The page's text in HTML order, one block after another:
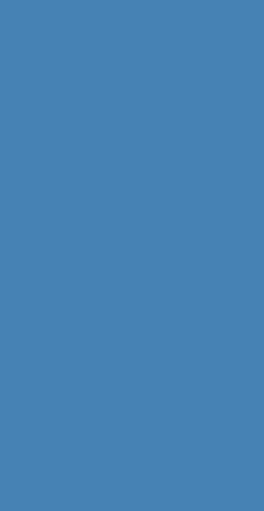
stratégiai együttműködési
megvalósításig. Hazai és
az együttműködés erejében;
oktatáson keresztül való
Palencsárné
Okleveles közgazdásztanár,
közoktatásvezetői területen,
emellett vendéglátóipari
évet dolgozott az
tagintézményvezetőig minden
munkákat; szakképzési és
fejlesztés területén dolgozott.
munkatársaként részt vett a
digitalizációját támogató